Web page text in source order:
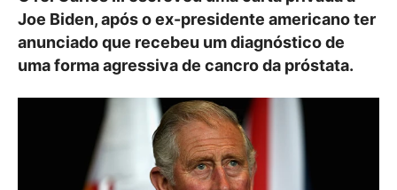
Joe Biden, após o ex-presidente americano ter
anunciado que recebeu um diagnóstico de
uma forma agressiva de cancro da próstata.